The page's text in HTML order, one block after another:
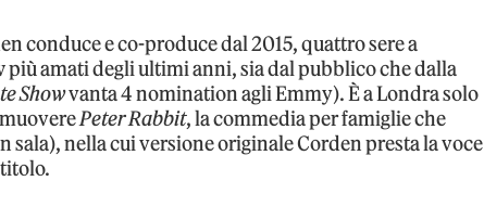
conduce e co-produce dal 2015, quattro sere a
più amati degli ultimi anni, sia dal pubblico che dalla
Showvanta 4 nomination agli Emmy). È a Londra solo
Peter Rabbit, la commedia per famiglie che
sala), nella cui versione originale Corden presta la voce